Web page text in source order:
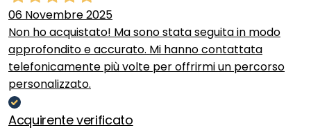
06 Novembre 2025
Non ho acquistato! Ma sono stata seguita in modo
approfondito e accurato. Mi hanno contattata
telefonicamente più volte per offrirmi un percorso
personalizzato.
Acquirente verificato